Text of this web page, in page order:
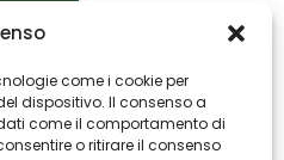
come i cookie per
dispositivo. Il consenso a
come il comportamento di
o ritirare il consenso